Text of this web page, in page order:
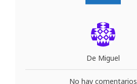
De Miguel
No hay comentarios